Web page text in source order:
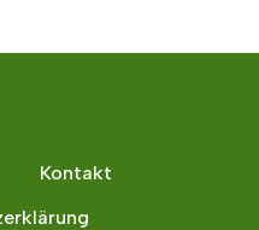
Kontakt